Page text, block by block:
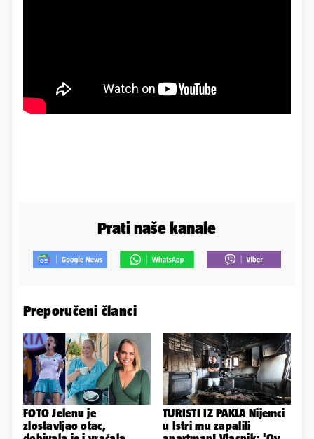
Prati naše kanale
Preporučeni članci
FOTO Jelenu je
zlostavljao otac,
TURISTI IZ PAKLA Nijemci
u Istri mu zapalili